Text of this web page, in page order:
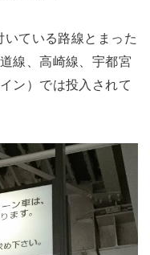
ている路線とまった
線、高崎線、宇都宮
ン）では投入されて